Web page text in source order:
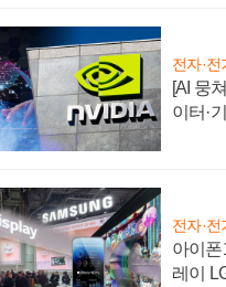
전자·전
[AI 뭉
이터·
전자·전
아이폰
레이